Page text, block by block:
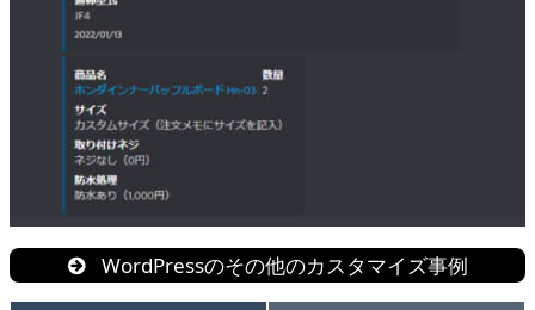
WordPressのその他のカスタマイズ事例